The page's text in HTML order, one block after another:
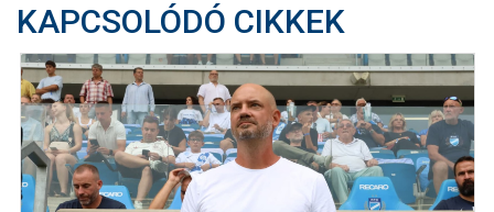
KAPCSOLÓDÓ CIKKEK